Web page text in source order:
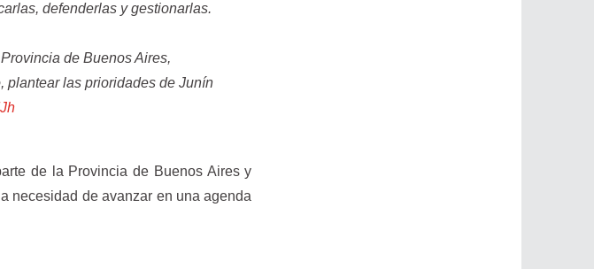
defenderlas y gestionarlas.
de Buenos Aires,
plantear las prioridades de Junín
de la Provincia de Buenos Aires y
necesidad de avanzar en una agenda